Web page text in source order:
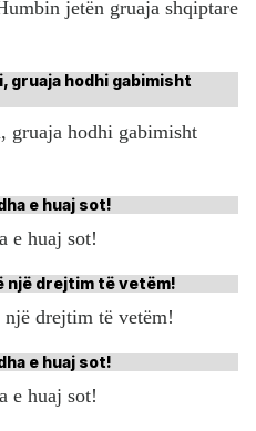
jetën gruaja shqiptare
gruaja hodhi gabimisht
e huaj sot!
drejtim të vetëm!
e huaj sot!